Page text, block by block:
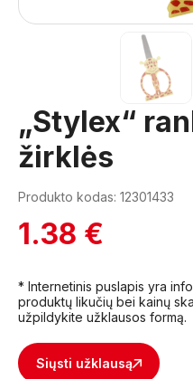
„Stylex“
žirklės
Produkto kodas: 12301433
1.38 €
* Internetinis puslapis yra
produktų likučių bei kainų
užpildykite užklausos formą.
Siųsti užklausą